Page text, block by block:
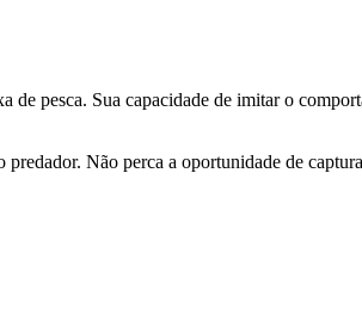
pesca. Sua capacidade de imitar o
Não perca a oportunidade de